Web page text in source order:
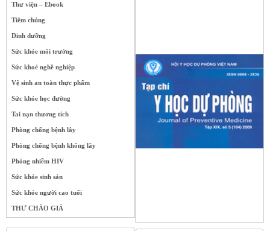
Thư viện – Ebook
Tiêm chủng
Dinh dưỡng
Sức khỏe môi trường
Sức khoẻ nghề nghiệp
Vệ sinh an toàn thực phẩm
Sức khỏe học đường
Tai nạn thương tích
Phòng chống bệnh lây
Phòng chống bệnh không lây
Phòng nhiễm HIV
Sức khỏe sinh sản
Sức khỏe người cao tuổi
THƯ CHÀO GIÁ